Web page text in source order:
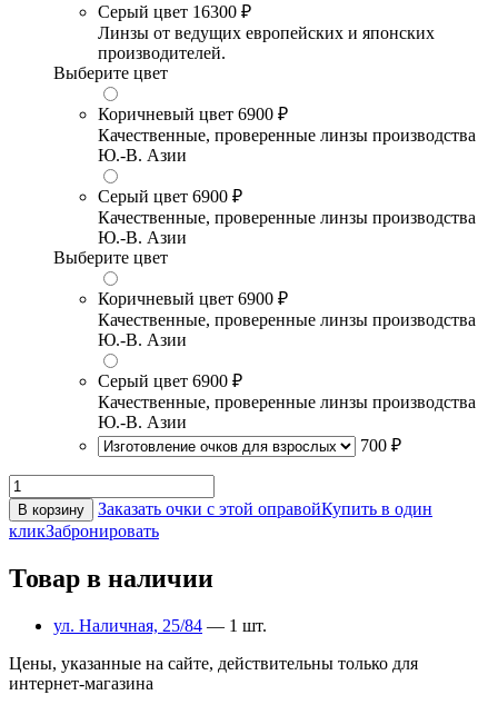
Серый цвет 16300 ₽
Линзы от ведущих европейских и японских
производителей.
Выберите цвет
Коричневый цвет 6900 ₽
Качественные, проверенные линзы производства
Ю.-В. Азии
Серый цвет 6900 ₽
Качественные, проверенные линзы производства
Ю.-В. Азии
Выберите цвет
Коричневый цвет 6900 ₽
Качественные, проверенные линзы производства
Ю.-В. Азии
Серый цвет 6900 ₽
Качественные, проверенные линзы производства
Ю.-В. Азии
700 ₽
В корзину Заказать очки с этой оправойКупить в один
кликЗабронировать
Товар в наличии
ул. Наличная, 25/84 — 1 шт.
Цены, указанные на сайте, действительны только для
интернет-магазина